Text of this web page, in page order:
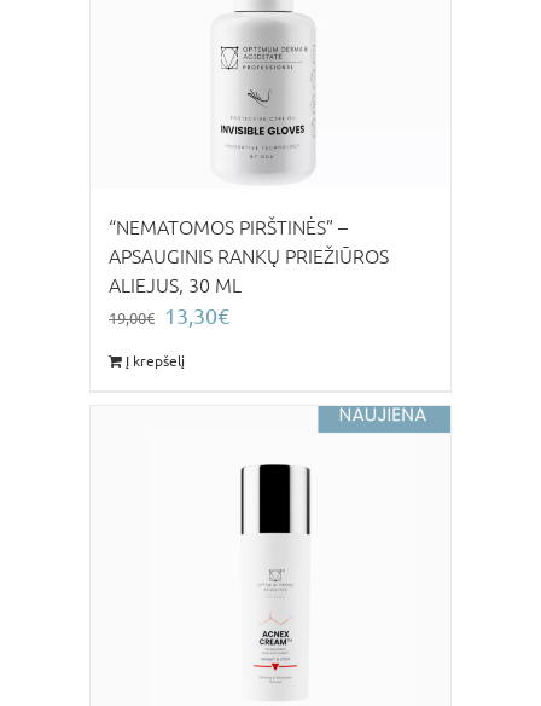
“NEMATOMOS PIRŠTINĖS” –
APSAUGINIS RANKŲ PRIEŽIŪROS
ALIEJUS, 30 ML
19,00€
Original
was:
13,30€Current
Į krepšelį